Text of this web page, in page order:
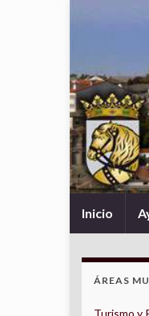
Inicio
ÁREAS
Turismo y